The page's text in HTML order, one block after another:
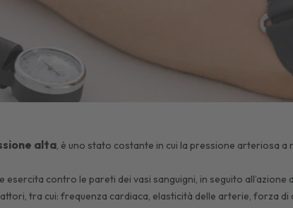
alta, è uno stato costante in cui la pressione arteriosa a
contro le pareti dei vasi sanguigni, in seguito all’azione
tra cui: frequenza cardiaca, elasticità delle arterie, forza